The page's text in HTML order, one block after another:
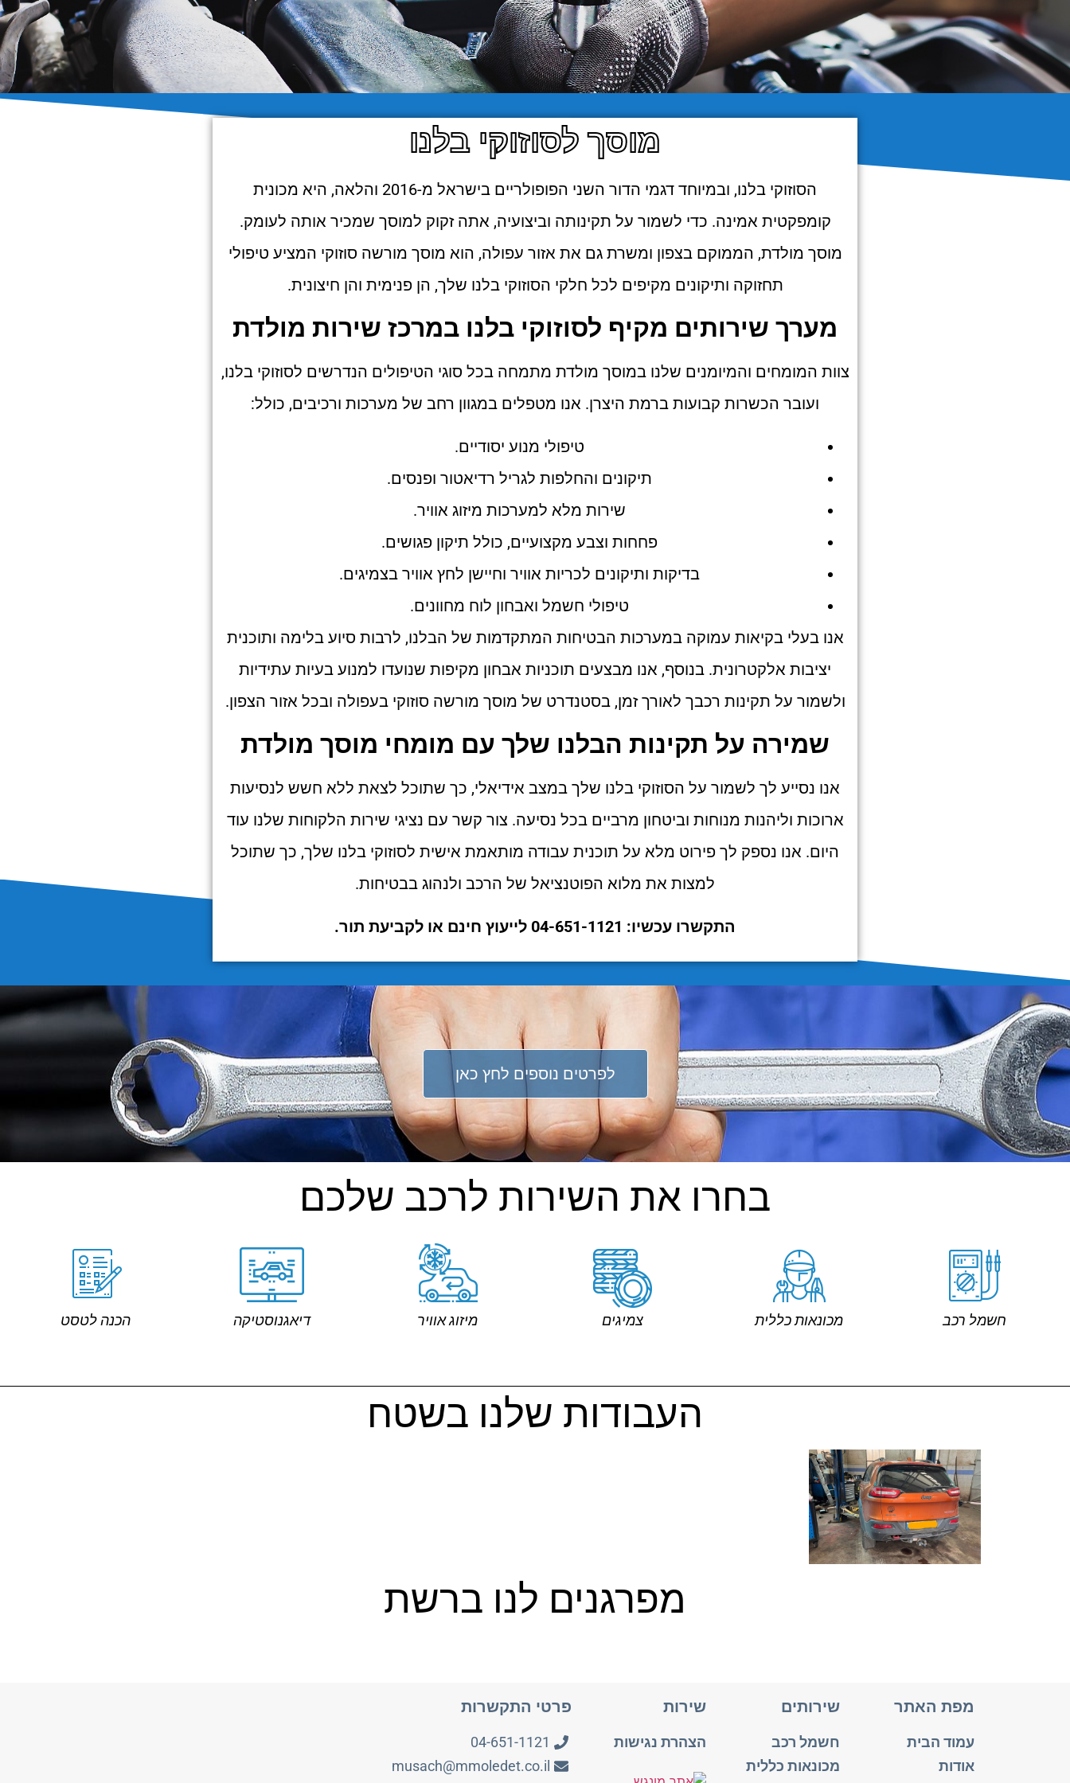
מוסך לסוזוקי בלנו
הסוזוקי בלנו, ובמיוחד דגמי הדור השני הפופולריים בישראל מ-2016 והלאה, היא מכונית
קומפקטית אמינה. כדי לשמור על תקינותה וביצועיה, אתה זקוק למוסך שמכיר אותה לעומק.
מוסך מולדת, הממוקם בצפון ומשרת גם את אזור עפולה, הוא מוסך מורשה סוזוקי המציע טיפולי
תחזוקה ותיקונים מקיפים לכל חלקי הסוזוקי בלנו שלך, הן פנימית והן חיצונית.
מערך שירותים מקיף לסוזוקי בלנו במרכז שירות מולדת
צוות המומחים והמיומנים שלנו במוסך מולדת מתמחה בכל סוגי הטיפולים הנדרשים לסוזוקי בלנו,
ועובר הכשרות קבועות ברמת היצרן. אנו מטפלים במגוון רחב של מערכות ורכיבים, כולל:
טיפולי מנוע יסודיים.
תיקונים והחלפות לגריל רדיאטור ופנסים.
שירות מלא למערכות מיזוג אוויר.
פחחות וצבע מקצועיים, כולל תיקון פגושים.
בדיקות ותיקונים לכריות אוויר וחיישן לחץ אוויר בצמיגים.
טיפולי חשמל ואבחון לוח מחוונים.
אנו בעלי בקיאות עמוקה במערכות הבטיחות המתקדמות של הבלנו, לרבות סיוע בלימה ותוכנית
יציבות אלקטרונית. בנוסף, אנו מבצעים תוכניות אבחון מקיפות שנועדו למנוע בעיות עתידיות
ולשמור על תקינות רכבך לאורך זמן, בסטנדרט של מוסך מורשה סוזוקי בעפולה ובכל אזור הצפון.
שמירה על תקינות הבלנו שלך עם מומחי מוסך מולדת
אנו נסייע לך לשמור על הסוזוקי בלנו שלך במצב אידיאלי, כך שתוכל לצאת ללא חשש לנסיעות
ארוכות וליהנות מנוחות וביטחון מרביים בכל נסיעה. צור קשר עם נציגי שירות הלקוחות שלנו עוד
היום. אנו נספק לך פירוט מלא על תוכנית עבודה מותאמת אישית לסוזוקי בלנו שלך, כך שתוכל
למצות את מלוא הפוטנציאל של הרכב ולנהוג בבטיחות.
התקשרו עכשיו: 04-651-1121 לייעוץ חינם או לקביעת תור.
לפרטים נוספים לחץ כאן
בחרו את השירות לרכב שלכם
חשמל רכב מכונאות כללית צמיגים מיזוג אוויר דיאגנוסטיקה הכנה לטסט
העבודות שלנו בשטח
מפרגנים לנו ברשת
מפת האתר
עמוד הבית
אודות
שירותים
חשמל רכב
מכונאות כללית
שירות
הצהרת נגישות
פרטי התקשרות
04-651-1121
musach@mmoledet.co.il